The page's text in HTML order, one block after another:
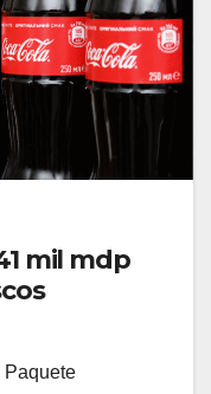
mil mdp
Paquete